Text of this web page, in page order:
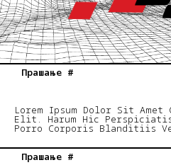
Прашање #
Lorem Ipsum Dolor Sit
Elit. Harum Hic Perspiciatis
Porro Corporis Blanditiis
Прашање #